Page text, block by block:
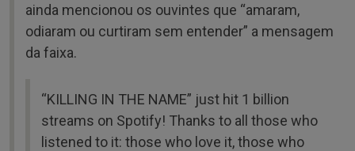
ainda mencionou os ouvintes que “amaram,
odiaram ou curtiram sem entender” a mensagem
da faixa.
“KILLING IN THE NAME” just hit 1 billion
streams on Spotify! Thanks to all those who
listened to it: those who love it, those who